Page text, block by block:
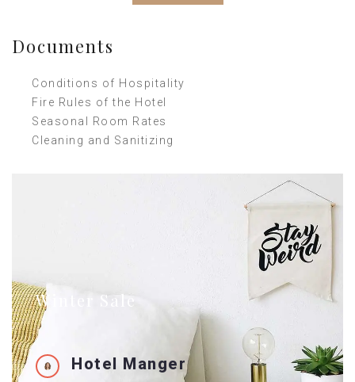
Documents
Conditions of Hospitality
Fire Rules of the Hotel
Seasonal Room Rates
Cleaning and Sanitizing
Winter Sale
Hotel Manger